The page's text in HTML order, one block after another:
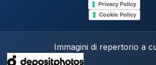
Privacy Policy
Cookie Policy
Immagini di repertorio a